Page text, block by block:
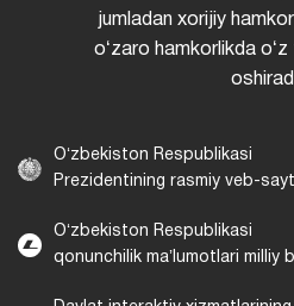
jumladan xorijiy
oʻzaro hamkorlikda
Oʻzbekiston Respublikasi
Prezidentining rasmiy veb-
Oʻzbekiston Respublikasi
qonunchilik maʼlumotlari milliy